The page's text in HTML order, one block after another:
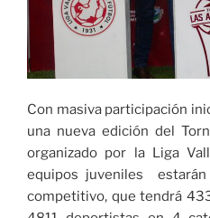
de
Huila
y
sub
17»
Con masiva participación
una nueva edición del
organizado por la Liga
equipos juveniles
competitivo, que tendrá